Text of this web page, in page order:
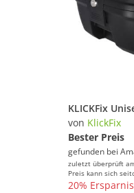
von KlickFix
Bester Preis
gefunden bei
zuletzt überprüft
Preis kann sich
20% Ersparnis